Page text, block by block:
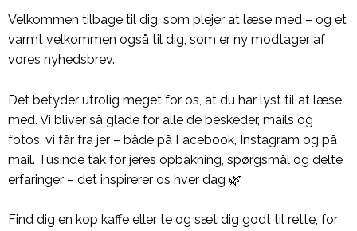
Velkommen tilbage til dig, som plejer at læse med – og et
varmt velkommen også til dig, som er ny modtager af
vores nyhedsbrev.
Det betyder utrolig meget for os, at du har lyst til at læse
med. Vi bliver så glade for alle de beskeder, mails og
fotos, vi får fra jer – både på Facebook, Instagram og på
mail. Tusinde tak for jeres opbakning, spørgsmål og delte
erfaringer – det inspirerer os hver dag 🌿
Find dig en kop kaffe eller te og sæt dig godt til rette, for